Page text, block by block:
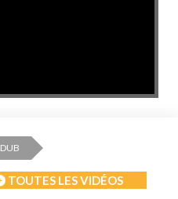
DUB
TOUTES LES VIDÉOS